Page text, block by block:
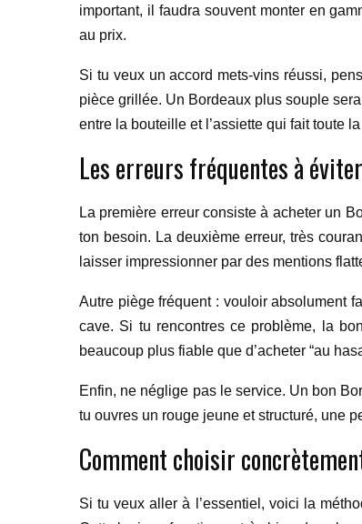
important, il faudra souvent monter en
au prix.
Si tu veux un accord mets-vins réussi,
pièce grillée. Un Bordeaux plus souple
entre la bouteille et l’assiette qui fait toute
Les erreurs fréquentes à éviter
La première erreur consiste à acheter un
ton besoin. La deuxième erreur, très
laisser impressionner par des mentions
Autre piège fréquent : vouloir absolument
cave. Si tu rencontres ce problème, la
beaucoup plus fiable que d’acheter “au
Enfin, ne néglige pas le service. Un bon
tu ouvres un rouge jeune et structuré, une
Comment choisir
Si tu veux aller à l’essentiel, voici la